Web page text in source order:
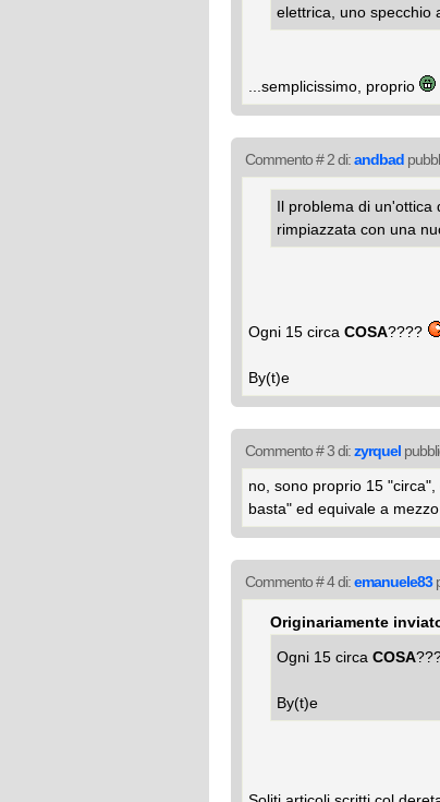
elettrica, uno specchio
...semplicissimo, proprio
Commento # 2 di:andbad
Il problema di un'ottica
rimpiazzata con una
Ogni 15 circa COSA????
By(t)e
Commento # 3 di:zyrquel
no, sono proprio 15
basta" ed equivale a
Commento # 4 di:emanuele83
Originariamente
Ogni 15 circa COSA
By(t)e